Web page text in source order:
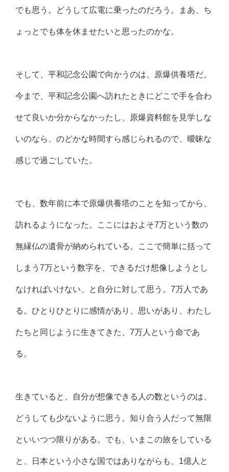
でも思う。どうして広電に乗ったのだろう。まあ、ち
ょっとでも体を休ませたいと思ったのかな。
そして、平和記念公園で向かうのは、原爆供養塔だ。
今まで、平和記念公園へ訪れたときにどこで手を合わ
せて良いか分からなかったし、原爆資料館を見学しな
いのなら、のどかな時間すら感じられるので、曖昧な
感じで過ごしていた。
でも、数年前に本で原爆供養塔のことを知ってから、
訪れるようになった。ここにはおよそ7万という数の
無縁仏の遺骨が納められている。ここで簡単に括って
しまう7万という数字を、できるだけ想像しようとし
なければいけない、と自分に対して思う。7万人であ
る。ひとりひとりに感情があり、思いがあり、わたし
たちと同じように生きてきた、7万人という命であ
る。
生きていると、自分が想像できる人の数というのは、
どうしても少ないように思う。知り合う人だって無限
といいつつ限りがある。でも、いまこの旅をしている
と、日本という小さな国ではありながらも、1億人と